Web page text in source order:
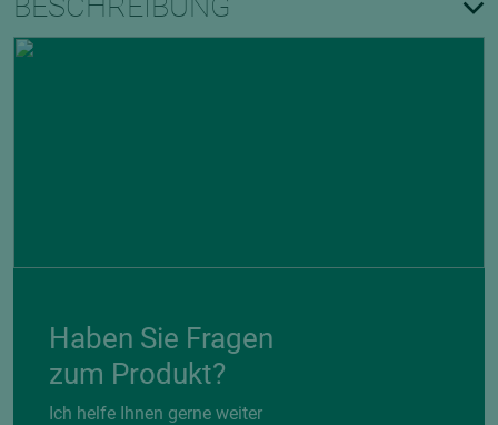
Haben Sie Fragen
zum Produkt?
Ich helfe Ihnen gerne weiter